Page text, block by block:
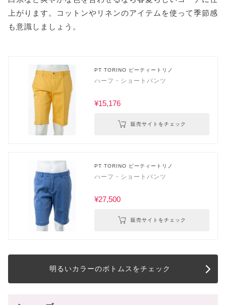
上がります。コットンやリネンのアイテムを使って季節感
も意識しましょう。
PT TORINO ピーティートリノ
ハーフ・ショートパンツ
¥15,176
販売サイトをチェック
PT TORINO ピーティートリノ
ハーフ・ショートパンツ
¥27,500
販売サイトをチェック
明るいカラーのボトムスをチェック